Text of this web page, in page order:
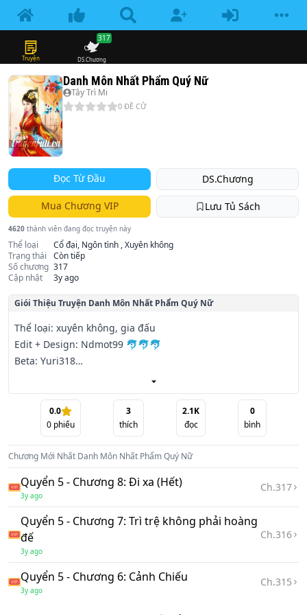
Truyện DS.Chương
317
Danh Môn Nhất Phẩm Quý Nữ
Tây Trì Mi
0 ĐỀ CỬ
Đọc Từ Đầu DS.Chương
Mua Chương VIP Lưu Tủ Sách
4620 thành viên đang đọc truyện này
Thể loại
Cổ đại, Ngôn tình , Xuyên không
Trạng thái
Còn tiếp
Số chương 317
Cập nhật
3y ago
Giói Thiệu Truyện Danh Môn Nhất Phẩm Quý Nữ
Thể loại: xuyên không, gia đấu
Edit + Design: Ndmot99 🐬🐬🐬
Beta: Yuri318
Bỗng chốc môt ngày nàng lại được xuyên không về cổ đại
vào thân xác của Diệp Dung Hoa là môt thiên kim tiểu thư
của Diệp gia tộc.
Đáng tiếc là phụ thân mất sớm, không chỉ vậy mà mẫu
thân tái giá, bản thân trở thành đứa trẻ mồ côi.
Trên không có huynh đệ giúp đỡ, dưới chỉ có thứ muội ác
độc.
Nãi nãi ngoài mặt yêu thương, nhưng thực chất là kẻ máu
lạnh vô tình, vì lợi ích gia tộc mà sẵn sàng vứt bỏ người
thân.
0.0
0 phiếu
3
thích
2.1K
đọc
0
bình
Chương Mới Nhất Danh Môn Nhất Phẩm Quý Nữ
Quyển 5 - Chương 8: Đi xa (Hết)
3y ago
Ch.317
Quyển 5 - Chương 7: Trì trệ không phải hoàng
đế
3y ago
Ch.316
Quyển 5 - Chương 6: Cảnh Chiếu
3y ago
Ch.315